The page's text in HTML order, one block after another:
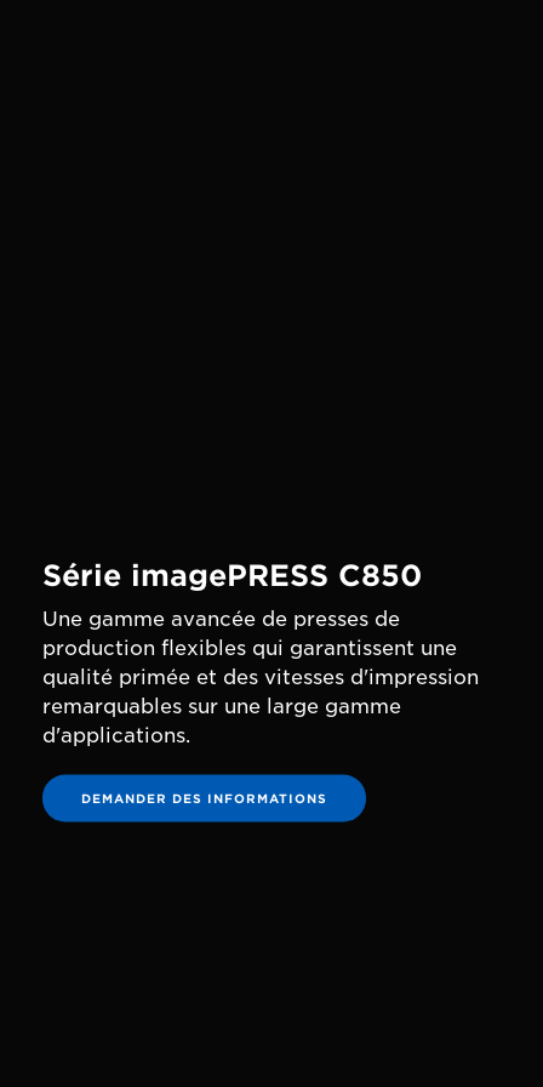
Série imagePRESS C850
Une gamme avancée de presses de
production flexibles qui garantissent une
qualité primée et des vitesses d'impression
remarquables sur une large gamme
d'applications.
DEMANDER DES INFORMATIONS